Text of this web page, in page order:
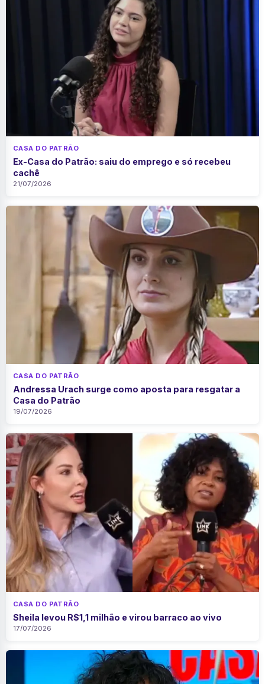
CASA DO PATRÃO
Ex-Casa do Patrão: saiu do emprego e só recebeu
cachê
21/07/2026
CASA DO PATRÃO
Andressa Urach surge como aposta para resgatar a
Casa do Patrão
19/07/2026
CASA DO PATRÃO
Sheila levou R$1,1 milhão e virou barraco ao vivo
17/07/2026